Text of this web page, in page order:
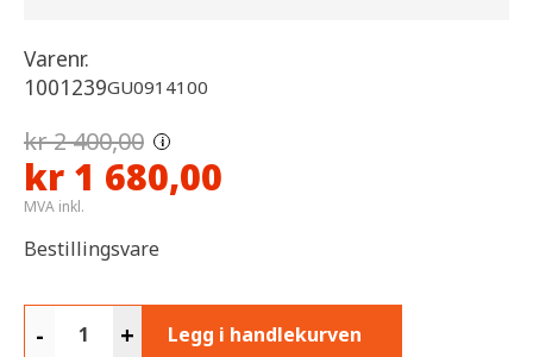
Varenr.
1001239GU0914100
kr 2 400,00 i
kr 1 680,00
MVA inkl.
Bestillingsvare
- + Legg i handlekurven